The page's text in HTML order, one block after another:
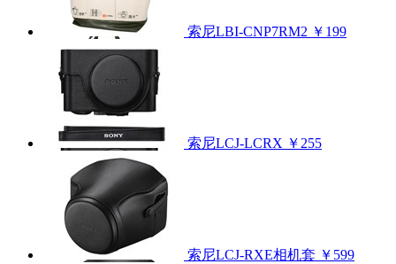
索尼LBI-CNP7RM2 ￥199
索尼LCJ-LCRX ￥255
索尼LCJ-RXE相机套 ￥599